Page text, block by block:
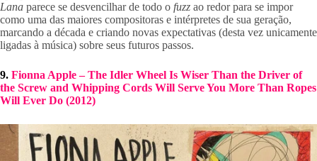
Lana parece se desvencilhar de todo o fuzz ao redor para se impor
como uma das maiores compositoras e intérpretes de sua geração,
marcando a década e criando novas expectativas (desta vez unicamente
ligadas à música) sobre seus futuros passos.
9. Fionna Apple – The Idler Wheel Is Wiser Than the Driver of
the Screw and Whipping Cords Will Serve You More Than Ropes
Will Ever Do (2012)